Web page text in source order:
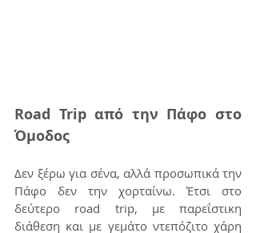
Road Trip από την Πάφο στο
Όμοδος
Δεν ξέρω για σένα, αλλά προσωπικά την
Πάφο δεν την χορταίνω. Έτσι στο
δεύτερο road trip, με παρεΐστικη
διάθεση και με γεμάτο ντεπόζιτο χάρη